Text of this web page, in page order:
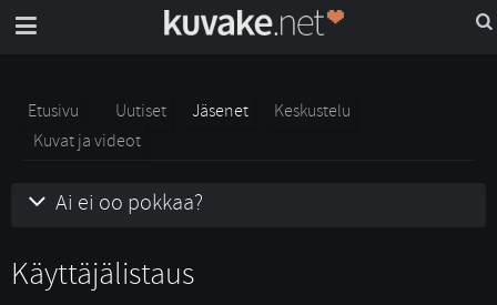
Etusivu Uutiset Jäsenet
Keskustelu
Kuvat ja videot
Ai ei oo pokkaa?
Käyttäjälistaus